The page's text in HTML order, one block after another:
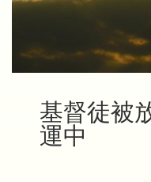
基督徒被
運中